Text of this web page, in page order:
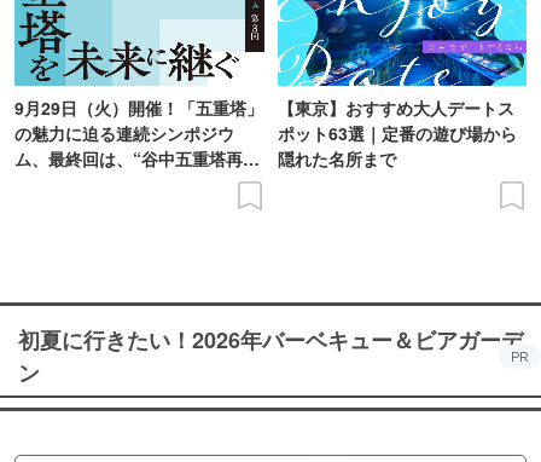
9月29日（火）開催！「五重塔」
の魅力に迫る連続シンポジウ
ム、最終回は、“谷中五重塔再建
【東京】おすすめ大人デートス
ポット63選｜定番の遊び場から
隠れた名所まで
初夏に行きたい！2026年バーベキュー＆ビアガーデ
ン
PR